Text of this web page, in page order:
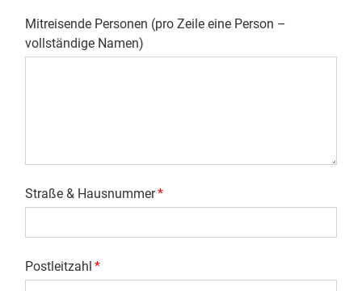
Mitreisende Personen (pro Zeile eine Person –
vollständige Namen)
Straße & Hausnummer*
Postleitzahl *